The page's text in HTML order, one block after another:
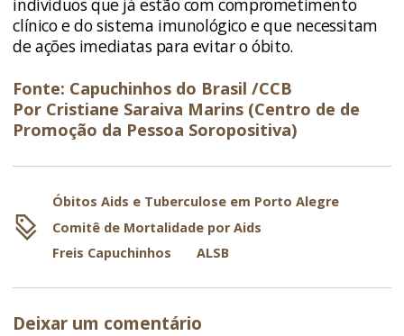
clínico e do sistema imunológico e que necessitam
de ações imediatas para evitar o óbito.
Fonte: Capuchinhos do Brasil /CCB
Por Cristiane Saraiva Marins (Centro de de
Promoção da Pessoa Soropositiva)
Óbitos Aids e Tuberculose em Porto Alegre
Comitê de Mortalidade por Aids
Freis Capuchinhos
ALSB
Deixar um comentário